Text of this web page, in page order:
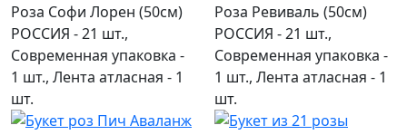
Роза Софи Лорен (50см)
РОССИЯ - 21 шт.,
Современная упаковка -
1 шт., Лента атласная - 1
шт.
Роза Ревиваль (50см)
РОССИЯ - 21 шт.,
Современная упаковка -
1 шт., Лента атласная - 1
шт.